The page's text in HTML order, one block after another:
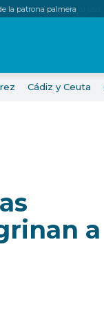
la patrona palmera
Cádiz y Ceuta
a